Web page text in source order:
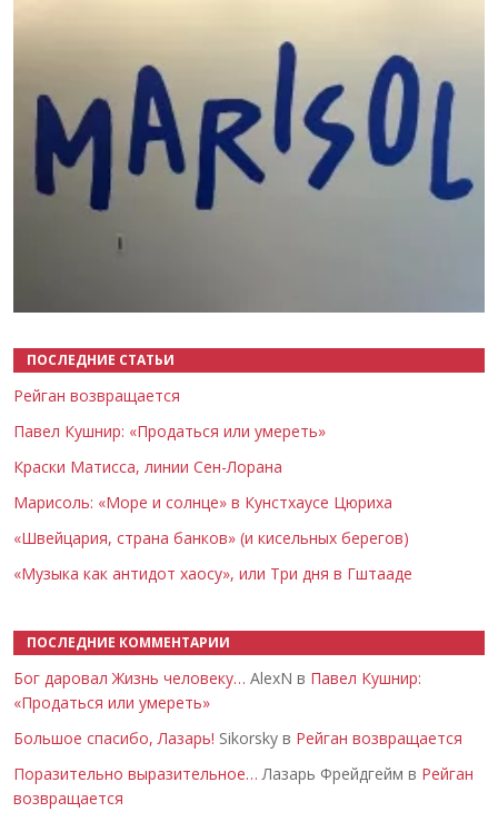
ПОСЛЕДНИЕ СТАТЬИ
Рейган возвращается
Павел Кушнир: «Продаться или умереть»
Краски Матисса, линии Сен-Лорана
Марисоль: «Море и солнце» в Кунстхаусе Цюриха
«Швейцария, страна банков» (и кисельных берегов)
«Музыка как антидот хаосу», или Три дня в Гштааде
ПОСЛЕДНИЕ КОММЕНТАРИИ
Бог даровал Жизнь человеку… AlexN в Павел Кушнир:
«Продаться или умереть»
Большое спасибо, Лазарь! Sikorsky в Рейган возвращается
Поразительно выразительное… Лазарь Фрейдгейм в Рейган
возвращается